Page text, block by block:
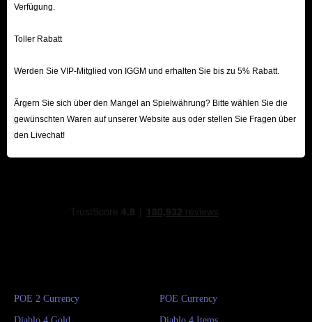
Verfügung.
Toller Rabatt
Werden Sie VIP-Mitglied von IGGM und erhalten Sie bis zu 5% Rabatt.
Ärgern Sie sich über den Mangel an Spielwährung? Bitte wählen Sie die
gewünschten Waren auf unserer Website aus oder stellen Sie Fragen über
den Livechat!
POE 2 Currency POE Currency